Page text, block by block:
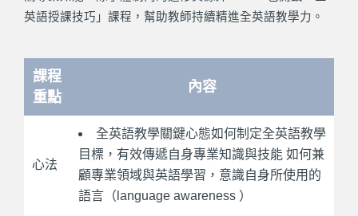
英語授課技巧」課程，幫助教師持續精進全英語教學力。
課程
重點
內容
心法
全英語教學關鍵心態如何制定全英語教學
目標，有效傳遞自身專業知識與技能 如何兼
顧專業領域與英語學習，意識自身所使用的
語言（language awareness ）